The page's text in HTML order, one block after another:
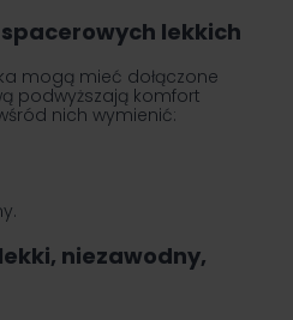
lekkich
mogą mieć dołączone
podwyższają komfort
nich wymienić:
niezawodny,